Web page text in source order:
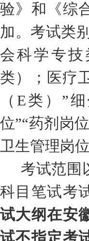
验》和《综
加。考试类
会科学专技
类）；医疗
（ E类） ”
位”“药剂岗位
卫生管理岗位
考试范围
科目笔试考
试大纲在安
试不指定考